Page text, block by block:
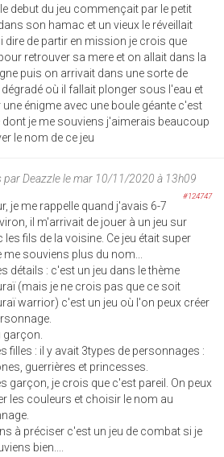
debut du jeu commençait par le petit
son hamac et un vieux le réveillait
dire de partir en mission je crois que
retrouver sa mere et on allait dans la
puis on arrivait dans une sorte de
où il fallait plonger sous l'eau et
énigme avec une boule géante c'est
dont je me souviens j'aimerais beaucoup
le nom de ce jeu
parDeazzlele mar 10/11/2020 à 13h09
#124747
je me rappelle quand j'avais 6-7
il m'arrivait de jouer à un jeu sur
les fils de la voisine. Ce jeu était super
me souviens plus du nom...
détails : c'est un jeu dans le thème
(mais je ne crois pas que ce soit
warrior) c'est un jeu où l'on peux créer
garçon.
filles : il y avait 3types de personnages :
guerrières et princesses.
garçon, je crois que c'est pareil. On peux
les couleurs et choisir le nom au
à préciser c'est un jeu de combat si je
bien....